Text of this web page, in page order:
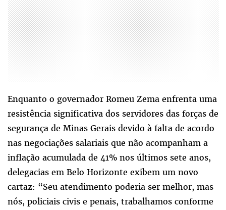
Enquanto o governador Romeu Zema enfrenta uma
resistência significativa dos servidores das forças de
segurança de Minas Gerais devido à falta de acordo
nas negociações salariais que não acompanham a
inflação acumulada de 41% nos últimos sete anos,
delegacias em Belo Horizonte exibem um novo
cartaz: “Seu atendimento poderia ser melhor, mas
nós, policiais civis e penais, trabalhamos conforme